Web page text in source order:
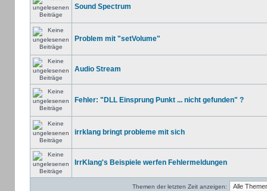
Sound Spectrum
Problem mit "setVolume"
Audio Stream
Fehler: "DLL Einsprung Punkt ... nicht gefunden" ?
irrklang bringt probleme mit sich
IrrKlang's Beispiele werfen Fehlermeldungen
Themen der letzten Zeit anzeigen: